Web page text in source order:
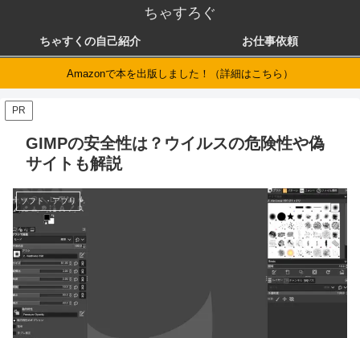
ちゃすろぐ
ちゃすくの自己紹介 お仕事依頼
Amazonで本を出版しました！（詳細はこちら）
PR
GIMPの安全性は？ウイルスの危険性や偽
サイトも解説
ソフト・アプリ